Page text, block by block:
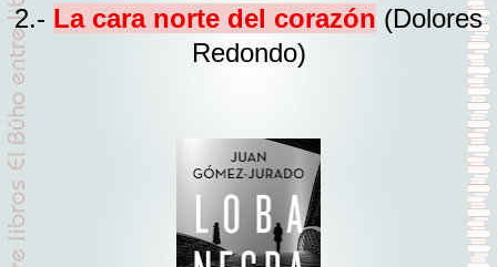
2.- La cara norte del corazón (Dolores
Redondo)